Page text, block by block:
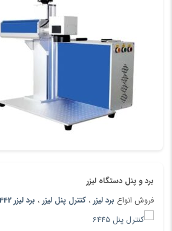
برد و پنل دستگاه لیزر
فروش انواع برد لیزر ، کنترل پنل لیزر ، برد لیزر 6442